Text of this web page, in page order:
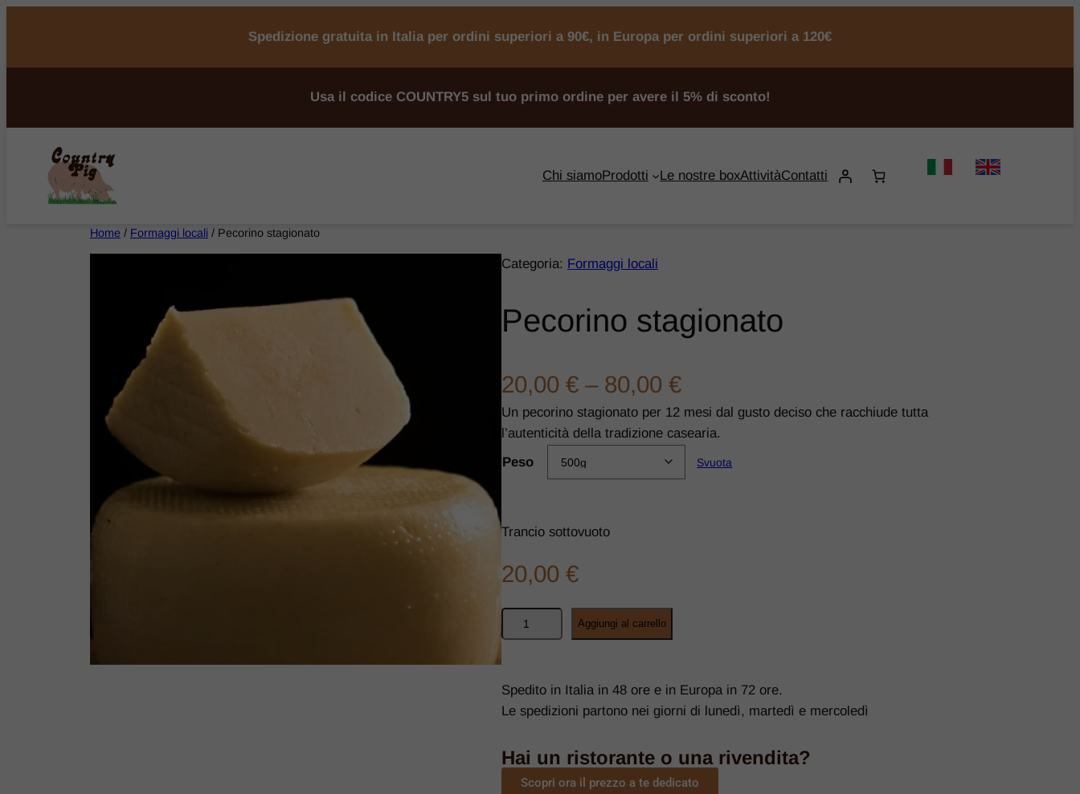
Spedizione gratuita in Italia per ordini superiori a 90€, in Europa per ordini superiori a 120€
Usa il codice COUNTRY5 sul tuo primo ordine per avere il 5% di sconto!
Chi siamoProdotti Le nostre boxAttivitàContatti
Home / Formaggi locali / Pecorino stagionato
Categoria: Formaggi locali
Pecorino stagionato
20,00 € – 80,00 €
Un pecorino stagionato per 12 mesi dal gusto deciso che racchiude tutta
l’autenticità della tradizione casearia.
Peso
Svuota
Trancio sottovuoto
20,00 €
Aggiungi al carrello
Spedito in Italia in 48 ore e in Europa in 72 ore.
Le spedizioni partono nei giorni di lunedì, martedì e mercoledì
Hai un ristorante o una rivendita?
Scopri ora il prezzo a te dedicato